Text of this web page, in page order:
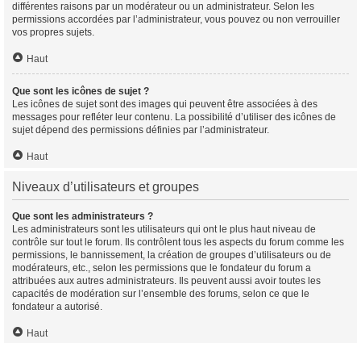
différentes raisons par un modérateur ou un administrateur. Selon les
permissions accordées par l’administrateur, vous pouvez ou non verrouiller
vos propres sujets.
Haut
Que sont les icônes de sujet ?
Les icônes de sujet sont des images qui peuvent être associées à des
messages pour refléter leur contenu. La possibilité d’utiliser des icônes de
sujet dépend des permissions définies par l’administrateur.
Haut
Niveaux d’utilisateurs et groupes
Que sont les administrateurs ?
Les administrateurs sont les utilisateurs qui ont le plus haut niveau de
contrôle sur tout le forum. Ils contrôlent tous les aspects du forum comme les
permissions, le bannissement, la création de groupes d’utilisateurs ou de
modérateurs, etc., selon les permissions que le fondateur du forum a
attribuées aux autres administrateurs. Ils peuvent aussi avoir toutes les
capacités de modération sur l’ensemble des forums, selon ce que le
fondateur a autorisé.
Haut